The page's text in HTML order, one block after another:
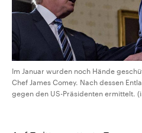
Im Januar wurden noch Hände
Chef James Comey. Nach dessen
gegen den US-Präsidenten ermittelt.